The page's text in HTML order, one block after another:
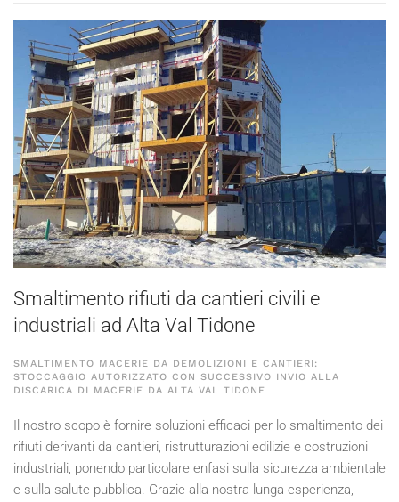
Smaltimento rifiuti da cantieri civili e
industriali ad Alta Val Tidone
SMALTIMENTO MACERIE DA DEMOLIZIONI E CANTIERI:
STOCCAGGIO AUTORIZZATO CON SUCCESSIVO INVIO ALLA
DISCARICA DI MACERIE DA ALTA VAL TIDONE
Il nostro scopo è fornire soluzioni efficaci per lo smaltimento dei
rifiuti derivanti da cantieri, ristrutturazioni edilizie e costruzioni
industriali, ponendo particolare enfasi sulla sicurezza ambientale
e sulla salute pubblica. Grazie alla nostra lunga esperienza,